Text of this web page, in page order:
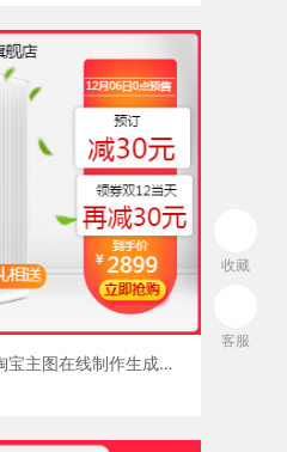
空气净化器淘宝主图在线制作生成二维码模板图片
收藏
客服